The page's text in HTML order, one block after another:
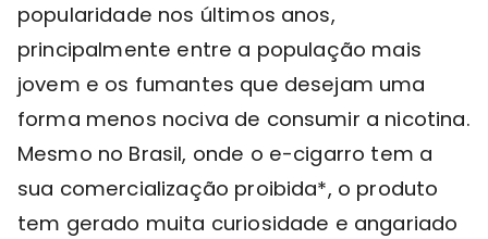
popularidade nos últimos anos,
principalmente entre a população mais
jovem e os fumantes que desejam uma
forma menos nociva de consumir a nicotina.
Mesmo no Brasil, onde o e-cigarro tem a
sua comercialização proibida*, o produto
tem gerado muita curiosidade e angariado